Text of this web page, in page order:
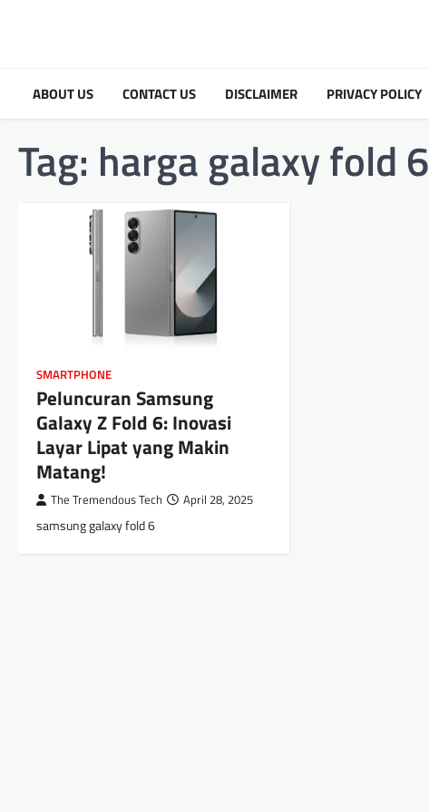
ABOUT US CONTACT US DISCLAIMER PRIVACY POLICY
Tag: harga galaxy fold 6
SMARTPHONE
Peluncuran Samsung
Galaxy Z Fold 6: Inovasi
Layar Lipat yang Makin
Matang!
The Tremendous Tech April 28, 2025
samsung galaxy fold 6